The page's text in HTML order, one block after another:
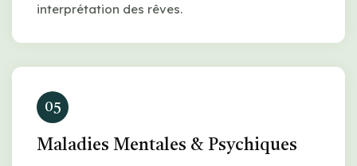
interprétation des rêves.
05
Maladies Mentales & Psychiques